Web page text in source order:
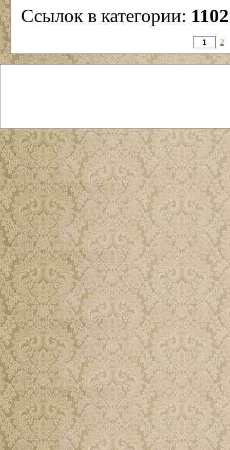
Ссылок в категории: 1102
2